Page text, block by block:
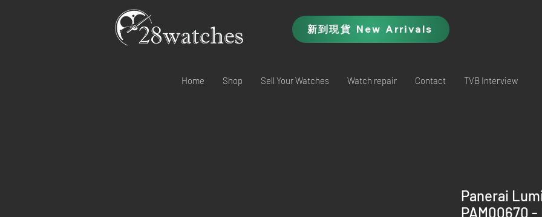
新到現貨 New Arrivals
Home Shop Sell Your Watches Watch repair Contact TVB Interview
Panerai
PAM00670 -